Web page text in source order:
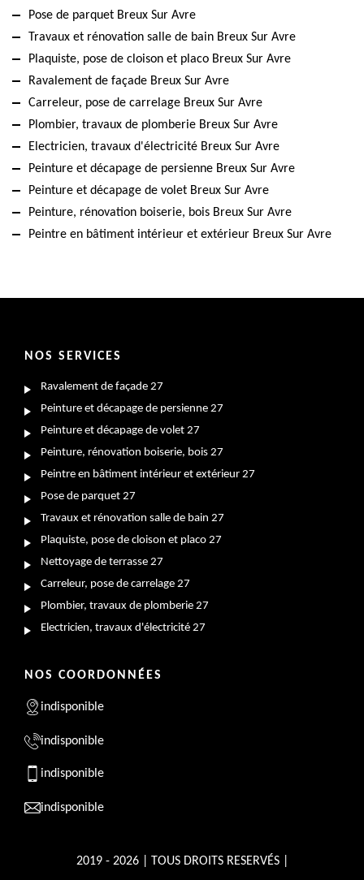
Pose de parquet Breux Sur Avre
Travaux et rénovation salle de bain Breux Sur Avre
Plaquiste, pose de cloison et placo Breux Sur Avre
Ravalement de façade Breux Sur Avre
Carreleur, pose de carrelage Breux Sur Avre
Plombier, travaux de plomberie Breux Sur Avre
Electricien, travaux d'électricité Breux Sur Avre
Peinture et décapage de persienne Breux Sur Avre
Peinture et décapage de volet Breux Sur Avre
Peinture, rénovation boiserie, bois Breux Sur Avre
Peintre en bâtiment intérieur et extérieur Breux Sur Avre
NOS SERVICES
Ravalement de façade 27
Peinture et décapage de persienne 27
Peinture et décapage de volet 27
Peinture, rénovation boiserie, bois 27
Peintre en bâtiment intérieur et extérieur 27
Pose de parquet 27
Travaux et rénovation salle de bain 27
Plaquiste, pose de cloison et placo 27
Nettoyage de terrasse 27
Carreleur, pose de carrelage 27
Plombier, travaux de plomberie 27
Electricien, travaux d'électricité 27
NOS COORDONNÉES
indisponible
indisponible
indisponible
indisponible
2019 - 2026 | TOUS DROITS RESERVÉS |